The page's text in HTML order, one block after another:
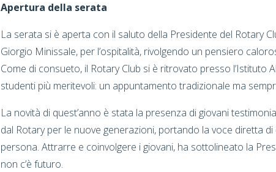
Apertura della serata
La serata si è aperta con il saluto della Presidente del Rotary
Giorgio Minissale, per l’ospitalità, rivolgendo un pensiero
Come di consueto, il Rotary Club si è ritrovato presso l’Istituto
studenti più meritevoli: un appuntamento tradizionale ma
La novità di quest’anno è stata la presenza di giovani
dal Rotary per le nuove generazioni, portando la voce diretta
persona. Attrarre e coinvolgere i giovani, ha sottolineato la
non c’è futuro.